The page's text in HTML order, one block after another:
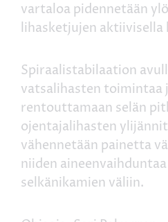
vartaloa pidennetään
lihasketjujen aktiivisella
Spiraalistabilaation
vatsalihasten toimintaa
rentouttamaan selän
ojentajalihasten
vähennetään painetta
niiden
selkänikamien väliin.